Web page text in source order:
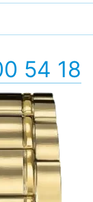
54 18